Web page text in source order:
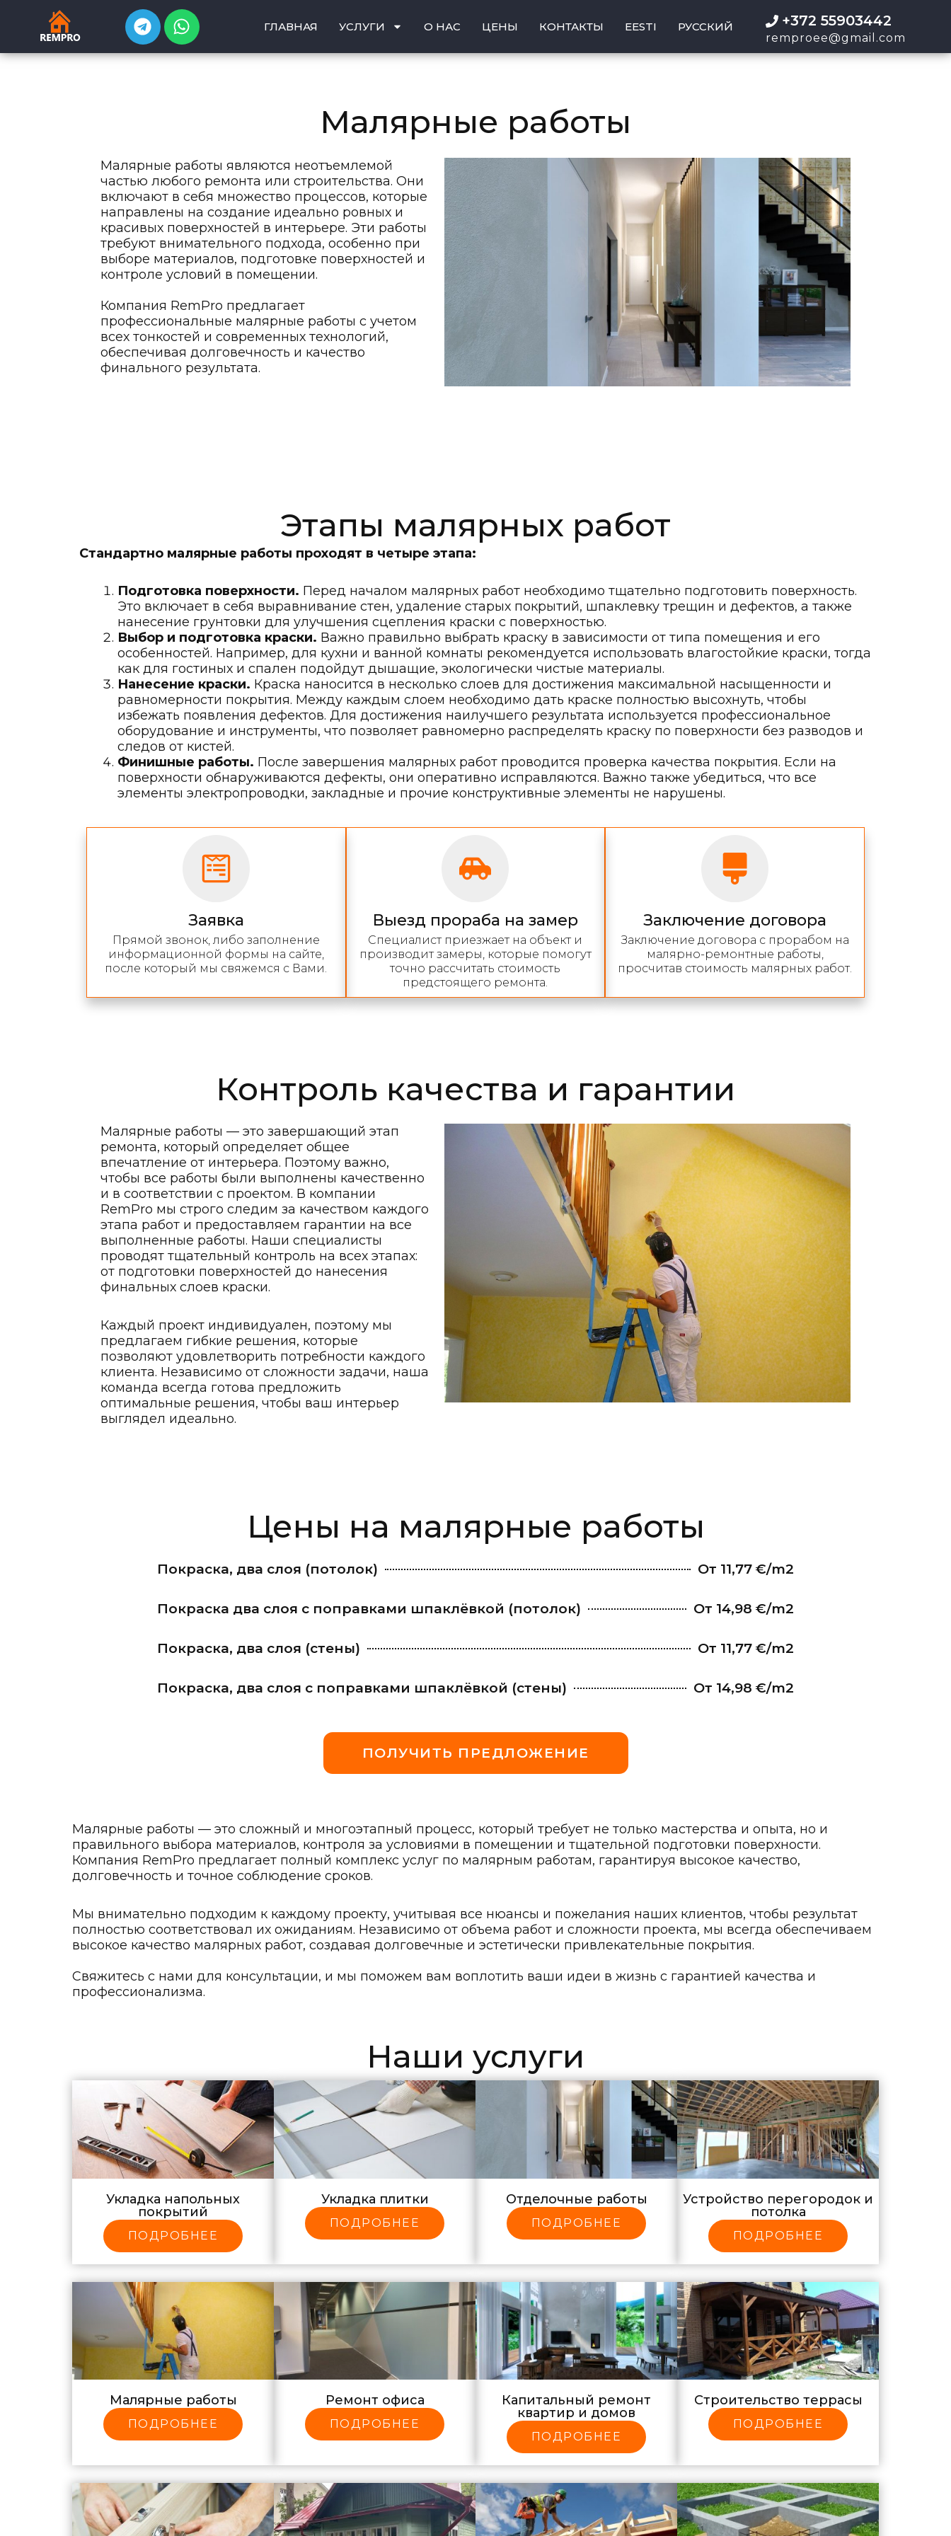
T
e
l
W
h
a
ГЛАВНАЯ УСЛУГИ О НАС ЦЕНЫ КОНТАКТЫ EESTI РУССКИЙ +372 55903442
remproee@gmail.com
Малярные работы
Малярные работы являются неотъемлемой
частью любого ремонта или строительства. Они
включают в себя множество процессов, которые
направлены на создание идеально ровных и
красивых поверхностей в интерьере. Эти работы
требуют внимательного подхода, особенно при
выборе материалов, подготовке поверхностей и
контроле условий в помещении.
Компания RemPro предлагает
профессиональные малярные работы с учетом
всех тонкостей и современных технологий,
обеспечивая долговечность и качество
финального результата.
Этапы малярных работ
Стандартно малярные работы проходят в четыре этапа:
Подготовка поверхности. Перед началом малярных работ необходимо тщательно подготовить поверхность.
Это включает в себя выравнивание стен, удаление старых покрытий, шпаклевку трещин и дефектов, а также
нанесение грунтовки для улучшения сцепления краски с поверхностью.
Выбор и подготовка краски. Важно правильно выбрать краску в зависимости от типа помещения и его
особенностей. Например, для кухни и ванной комнаты рекомендуется использовать влагостойкие краски, тогда
как для гостиных и спален подойдут дышащие, экологически чистые материалы.
Нанесение краски. Краска наносится в несколько слоев для достижения максимальной насыщенности и
равномерности покрытия. Между каждым слоем необходимо дать краске полностью высохнуть, чтобы
избежать появления дефектов. Для достижения наилучшего результата используется профессиональное
оборудование и инструменты, что позволяет равномерно распределять краску по поверхности без разводов и
следов от кистей.
Финишные работы. После завершения малярных работ проводится проверка качества покрытия. Если на
поверхности обнаруживаются дефекты, они оперативно исправляются. Важно также убедиться, что все
элементы электропроводки, закладные и прочие конструктивные элементы не нарушены.
Заявка
Прямой звонок, либо заполнение
информационной формы на сайте,
после который мы свяжемся с Вами.
Выезд прораба на замер
Специалист приезжает на объект и
производит замеры, которые помогут
точно рассчитать стоимость
предстоящего ремонта.
Заключение договора
Заключение договора с прорабом на
малярно-ремонтные работы,
просчитав стоимость малярных работ.
Контроль качества и гарантии
Малярные работы — это завершающий этап
ремонта, который определяет общее
впечатление от интерьера. Поэтому важно,
чтобы все работы были выполнены качественно
и в соответствии с проектом. В компании
RemPro мы строго следим за качеством каждого
этапа работ и предоставляем гарантии на все
выполненные работы. Наши специалисты
проводят тщательный контроль на всех этапах:
от подготовки поверхностей до нанесения
финальных слоев краски.
Каждый проект индивидуален, поэтому мы
предлагаем гибкие решения, которые
позволяют удовлетворить потребности каждого
клиента. Независимо от сложности задачи, наша
команда всегда готова предложить
оптимальные решения, чтобы ваш интерьер
выглядел идеально.
Цены на малярные работы
Покраска, два слоя (потолок) От 11,77 €/m2
Покраска два слоя с поправками шпаклёвкой (потолок) От 14,98 €/m2
Покраска, два слоя (стены) От 11,77 €/m2
Покраска, два слоя с поправками шпаклёвкой (стены) От 14,98 €/m2
ПОЛУЧИТЬ ПРЕДЛОЖЕНИЕ
Малярные работы — это сложный и многоэтапный процесс, который требует не только мастерства и опыта, но и
правильного выбора материалов, контроля за условиями в помещении и тщательной подготовки поверхности.
Компания RemPro предлагает полный комплекс услуг по малярным работам, гарантируя высокое качество,
долговечность и точное соблюдение сроков.
Мы внимательно подходим к каждому проекту, учитывая все нюансы и пожелания наших клиентов, чтобы результат
полностью соответствовал их ожиданиям. Независимо от объема работ и сложности проекта, мы всегда обеспечиваем
высокое качество малярных работ, создавая долговечные и эстетически привлекательные покрытия.
Свяжитесь с нами для консультации, и мы поможем вам воплотить ваши идеи в жизнь с гарантией качества и
профессионализма.
Наши услуги
Укладка напольных
покрытий
ПОДРОБНЕЕ
Укладка плитки
ПОДРОБНЕЕ
Отделочные работы
ПОДРОБНЕЕ
Устройство перегородок и
потолка
ПОДРОБНЕЕ
Малярные работы
ПОДРОБНЕЕ
Ремонт офиса
ПОДРОБНЕЕ
Капитальный ремонт
квартир и домов
ПОДРОБНЕЕ
Строительство террасы
ПОДРОБНЕЕ